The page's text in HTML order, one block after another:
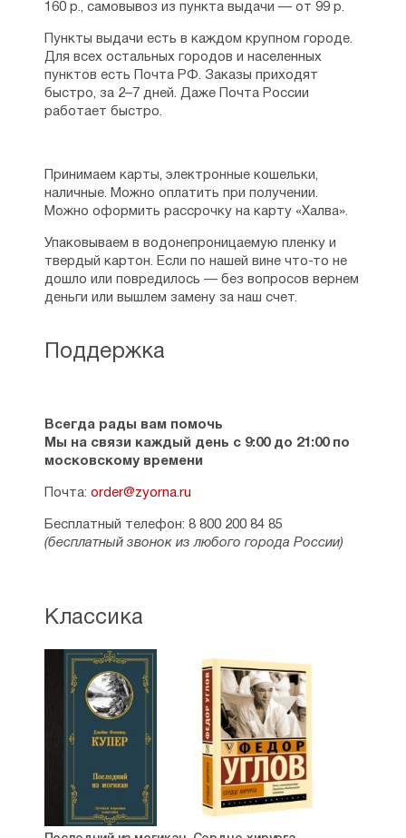
Поддержка
Всегда рады вам помочь
Мы на связи каждый день с 9:00 до 21:00 по
московскому времени
Почта: order@zyorna.ru
Бесплатный телефон: 8 800 200 84 85
(бесплатный звонок из любого города России)
160 р., самовывоз из пункта выдачи — от 99 р.
Пункты выдачи есть в каждом крупном городе.
Для всех остальных городов и населенных
пунктов есть Почта РФ. Заказы приходят
быстро, за 2–7 дней. Даже Почта России
работает быстро.
Принимаем карты, электронные кошельки,
наличные. Можно оплатить при получении.
Можно оформить рассрочку на карту «Халва».
Упаковываем в водонепроницаемую пленку и
твердый картон. Если по нашей вине что-то не
дошло или повредилось — без вопросов вернем
деньги или вышлем замену за наш счет.
Классика